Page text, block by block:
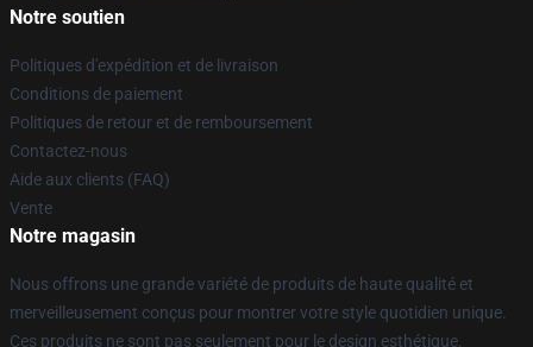
Notre soutien
Politiques d'expédition et de livraison
Conditions de paiement
Politiques de retour et de remboursement
Contactez-nous
Aide aux clients (FAQ)
Vente
Notre magasin
Nous offrons une grande variété de produits de haute qualité et
merveilleusement conçus pour montrer votre style quotidien unique.
Ces produits ne sont pas seulement pour le design esthétique.